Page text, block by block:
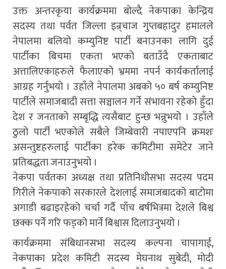
उक्त अन्तरकृया कार्यक्रममा बोल्दै नेकपाका केन्द्रिय
सदस्य तथा पर्वत जिल्ला इन्र्चाज गुप्तबहादुर हमालले
नेपालमा बलियो कम्युनिष्ट पार्टी बनाउनका लागि दुई
पार्टीका बिचमा एकता भएको बताउँदै एकताबाट
अत्तालिएकाहरुले फैलाएको भ्रममा नपर्न कार्यकर्तालाई
आग्रह गर्नुभयो । उहाँले नेपालमा अबको ५० बर्ष कम्युनिष्ट
पार्टीले समाजबादी सत्ता सञ्चालन गर्ने संभावना रहेको हुँदा
देश र जनताको सम्बृद्धि त्यसैबाट हुन्छ भन्नुभयो । उहाँले
ठुलो पार्टी भएकोले सबैले जिम्बेवारी नपाएपनि क्रमशः
असन्तुष्टहरुलाई पार्टीका हरेक कमिटीमा समेटेर जाने
प्रतिबद्धता जनाउनुभयो ।
नेकपा पर्वतका अध्यक्ष तथा प्रतिनिधीसभा सदस्य पदम
गिरीले नेकपाको सरकारले देशलाई समाजबादको बाटोमा
अगाडी बढाइरहेको चर्चा गर्दै पाँच बर्षभित्रमा देशले बिश्व
छक्क पर्ने गरि फड्को मार्ने बिश्वास दिलाउनुभयो ।
कार्यक्रममा संबिधानसभा सदस्य कल्पना चापागाई,
नेकपाका प्रदेश कमिटी सदस्य मेघनाथ सुबेदी, मोदी